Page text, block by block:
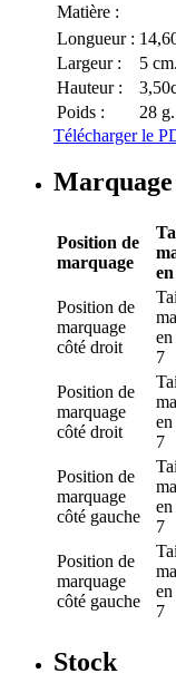
Matière :
Longueur :
Largeur :
5 cm.
Hauteur :
Poids :
28 g.
Télécharger le
Marquage
Position de
marquage
Position de
marquage
côté droit
7
Position de
marquage
côté droit
7
Position de
marquage
côté gauche
7
Position de
marquage
côté gauche
7
Stock